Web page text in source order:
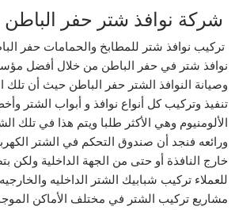
شركة نوافذ شتر حفر الباطن
تركيب نوافذ شتر للمطابخ والحمامات حفر
نوافذ شتر في حفر الباطن من خلال أفضل
وصيانة النوافذ الشتر حفر الباطن حيث أن
تنفيذ وتركيب كل أنواع نوافذ و أبواب الشتر
الألومنيوم وهي الأكثر طلبا ويتم هذا في تلك
ورائعه فنجد أن صندوق التحكم في الشتر
خارج النافذة أو حتى من الجهة الداخلية ولكن
للعملاء تركيب شبابيك الشتر الداخليه
مشاريع تركيب الشتر في مختلف الأماكن